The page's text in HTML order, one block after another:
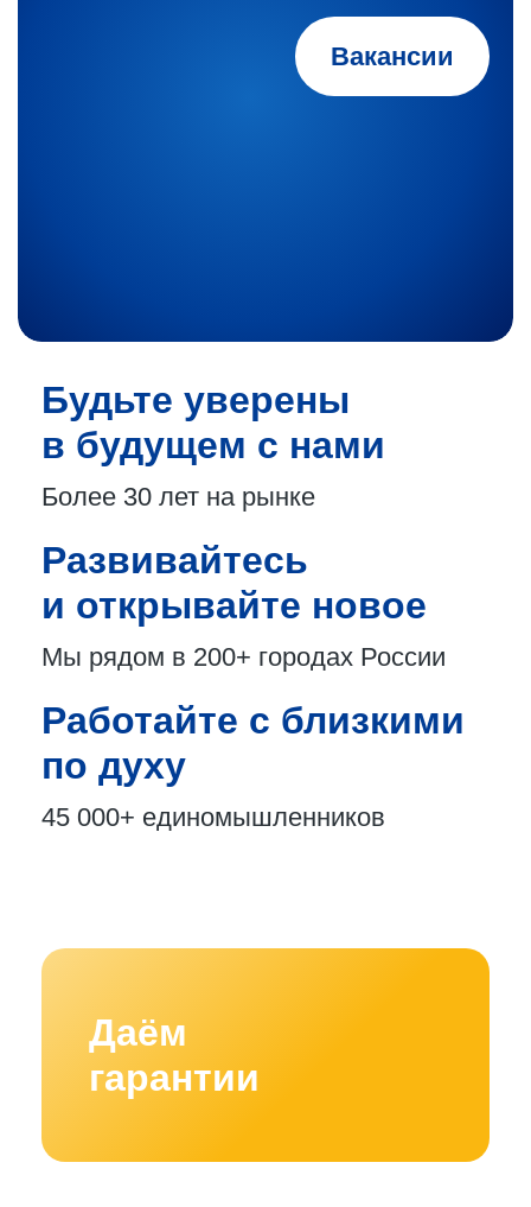
Вакансии
Будьте уверены
в будущем с нами
Более 30 лет на рынке
Развивайтесь
и открывайте новое
Мы рядом в 200+ городах России
Работайте с близкими
по духу
45 000+ единомышленников
Даём
гарантии